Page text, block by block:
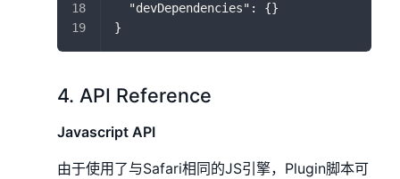
  "devDependencies": {}
}
4. API Reference
Javascript API
由于使用了与Safari相同的JS引擎，Plugin脚本可